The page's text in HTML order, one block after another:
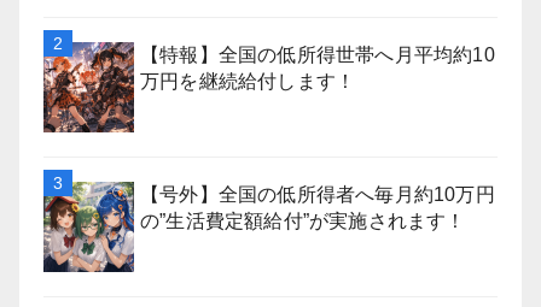
【特報】全国の低所得世帯へ月平均約10
万円を継続給付します！
【号外】全国の低所得者へ毎月約10万円
の”生活費定額給付”が実施されます！